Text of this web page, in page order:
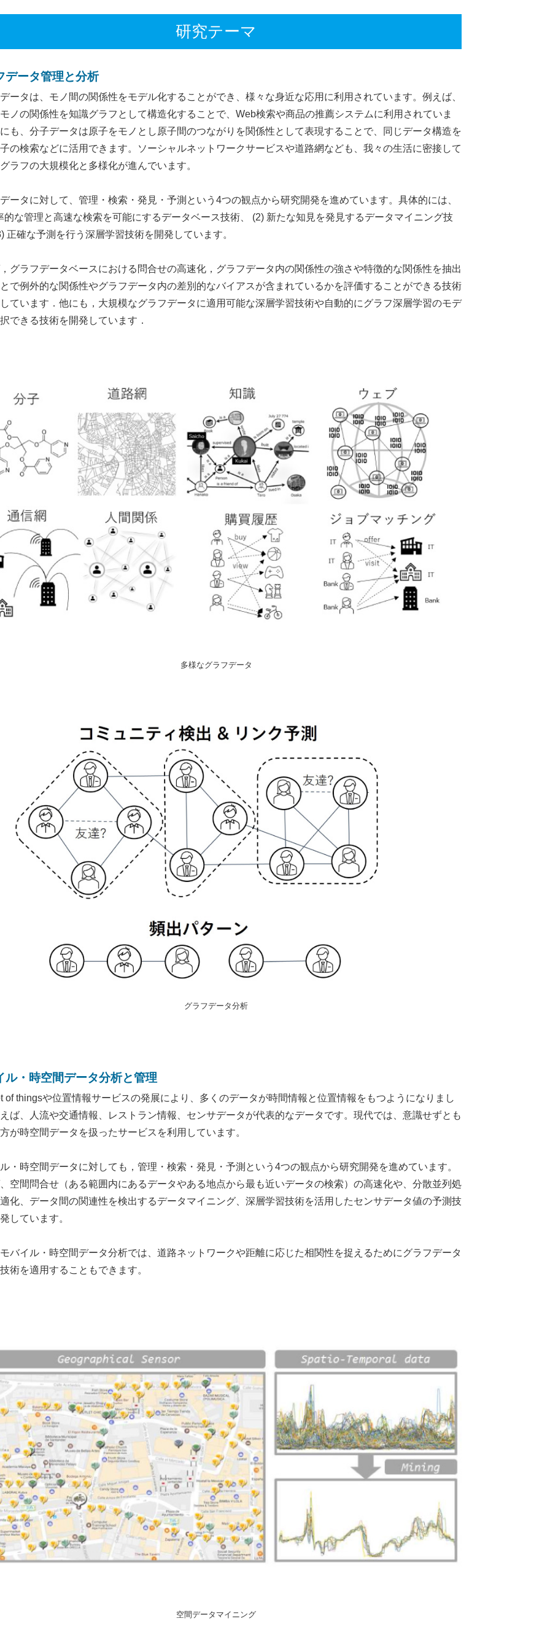
研究テーマ
データ管理と分析
ータは、モノ間の関係性をモデル化することができ、様々な身近な応用に利用されています。例えば、
ノの関係性を知識グラフとして構造化することで、Web検索や商品の推薦システムに利用されていま
も、分子データは原子をモノとし原子間のつながりを関係性として表現することで、同じデータ構造を
の検索などに活用できます。ソーシャルネットワークサービスや道路網なども、我々の生活に密接して
ラフの大規模化と多様化が進んでいます。
ータに対して、管理・検索・発見・予測という4つの観点から研究開発を進めています。具体的には、
的な管理と高速な検索を可能にするデータベース技術、 (2) 新たな知見を発見するデータマイニング技
正確な予測を行う深層学習技術を開発しています。
グラフデータベースにおける問合せの高速化，グラフデータ内の関係性の強さや特徴的な関係性を抽出
で例外的な関係性やグラフデータ内の差別的なバイアスが含まれているかを評価することができる技術
ています．他にも，大規模なグラフデータに適用可能な深層学習技術や自動的にグラフ深層学習のモデ
できる技術を開発しています．
多様なグラフデータ
グラフデータ分析
ル・時空間データ分析と管理
of thingsや位置情報サービスの発展により、多くのデータが時間情報と位置情報をもつようになりまし
ば、人流や交通情報、レストラン情報、センサデータが代表的なデータです。現代では、意識せずとも
が時空間データを扱ったサービスを利用しています。
・時空間データに対しても，管理・検索・発見・予測という4つの観点から研究開発を進めています。
空間問合せ（ある範囲内にあるデータやある地点から最も近いデータの検索）の高速化や、分散並列処
化、データ間の関連性を検出するデータマイニング、深層学習技術を活用したセンサデータ値の予測技
しています。
バイル・時空間データ分析では、道路ネットワークや距離に応じた相関性を捉えるためにグラフデータ
術を適用することもできます。
空間データマイニング